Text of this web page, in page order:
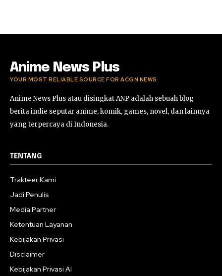
Anime News Plus
YOUR MOST RELIABLE SOURCE FOR ACGN NEWS
Anime News Plus atau disingkat ANP adalah sebuah blog
berita indie seputar anime, komik, games, novel, dan lainnya
yang terpercaya di Indonesia.
TENTANG
Trakteer Kami
Jadi Penulis
Media Partner
Ketentuan Layanan
Kebijakan Privasi
Disclaimer
Kebijakan Privasi AI